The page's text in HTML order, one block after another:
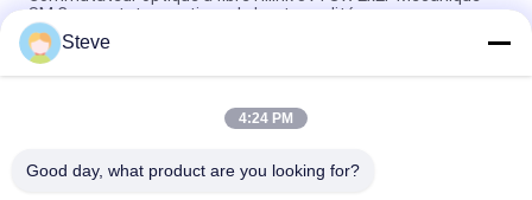
SM Commutateur optique de haute qualité
Adaptateur convertisseur fibre double vers fibre simple 1U
Rack DF-SF-CVR-LGX QSFP QSFP28 40 100G 80KM
Commutateur optique mécanique 1X2 avec verrouillage /
Steve
4:24 PM
Good day, what product are you looking for?